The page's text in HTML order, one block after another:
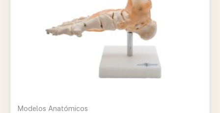
Modelos Anatómicos